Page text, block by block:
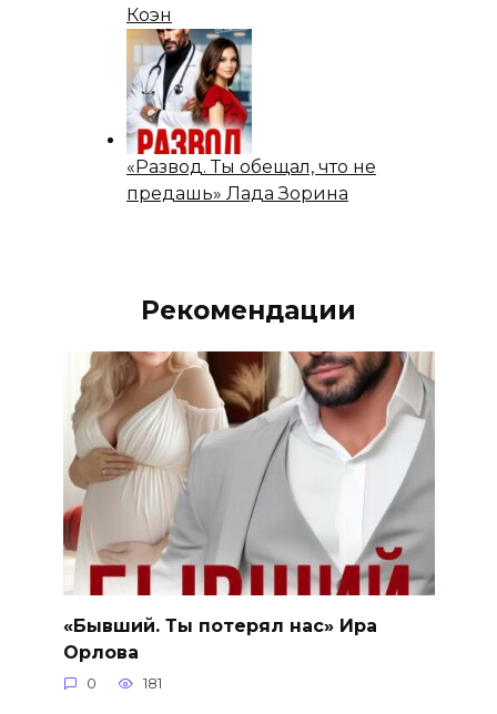
Коэн
«Развод. Ты обещал, что не
предашь» Лада Зорина
Рекомендации
«Бывший. Ты потерял нас» Ира
Орлова
0 181